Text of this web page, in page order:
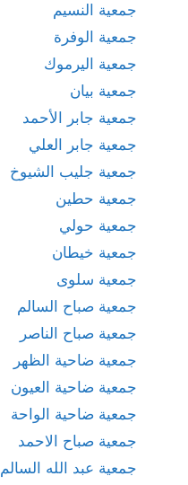
جمعية النسيم
جمعية الوفرة
جمعية اليرموك
جمعية بيان
جمعية جابر الأحمد
جمعية جابر العلي
جمعية جليب الشيوخ
جمعية حطين
جمعية حولي
جمعية خيطان
جمعية سلوى
جمعية صباح السالم
جمعية صباح الناصر
جمعية ضاحية الظهر
جمعية ضاحية العيون
جمعية ضاحية الواحة
جمعية صباح الاحمد
جمعية عبد الله السالم